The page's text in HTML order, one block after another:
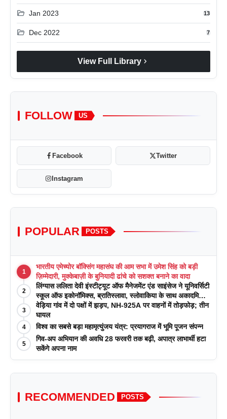
folder_open Jan 2023 13
folder_open Dec 2022 7
View Full Library chevron_right
FOLLOW US
Facebook Twitter
Instagram
POPULAR POSTS
1
भारतीय एमेच्योर बॉक्सिंग महासंघ की आम सभा में उमेश सिंह को बड़ी
ज़िम्मेदारी, मुक्केबाज़ी के बुनियादी ढांचे को सशक्त बनाने का वादा
2
लिंग्यास ललिता देवी इंस्टीट्यूट ऑफ मैनेजमेंट एंड साइंसेज ने यूनिवर्सिटी
स्कूल ऑफ इकोनॉमिक्स, ब्रातिस्लावा, स्लोवाकिया के साथ अकादमिक
पत्रिकाओं में प्रकाशन रणनीतियों पर एक दिवसीय कार्यशाला का
आयोजन किया
3
वेड़िया गांव में दो पक्षों में झड़प, NH-925A पर वाहनों में तोड़फोड़; तीन
घायल
4 विश्व का सबसे बड़ा महामृत्युंजय यंत्र: प्रयागराज में भूमि पूजन संपन्न
5
गिव-अप अभियान की अवधि 28 फरवरी तक बढ़ी, अपात्र लाभार्थी हटा
सकेंगे अपना नाम
RECOMMENDED POSTS